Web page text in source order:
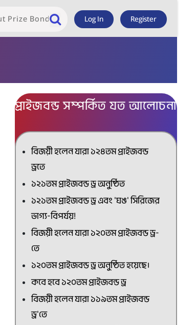
Log In Register
প্রাইজবন্ড সম্পর্কিত যত আলোচনা
বিজয়ী হলেন যারা ১২৪তম প্রাইজবন্ড
ড্রতে
১২১তম প্রাইজবন্ড ড্র অনুষ্ঠিত
১২১তম প্রাইজবন্ড ড্র এবং 'ঘঙ' সিরিজের
ভাগ্য-বিপর্যয়!
বিজয়ী হলেন যারা ১২০তম প্রাইজবন্ড ড্র-
তে
১২০তম প্রাইজবন্ড ড্র অনুষ্ঠিত হয়েছে।
কবে হবে ১২০তম প্রাইজবন্ড ড্র
বিজয়ী হলেন যারা ১১৯তম প্রাইজবন্ড
ড্র'তে